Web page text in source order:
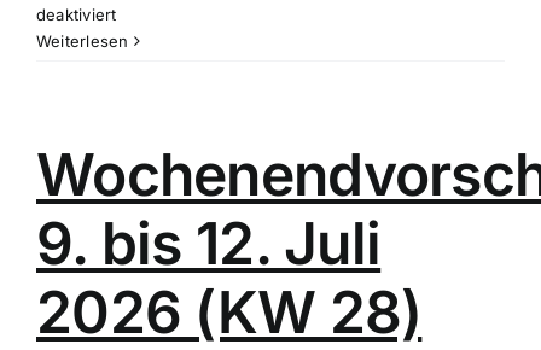
deaktiviertfür
Nordcup
Weiterlesen
9. bis 12. Juli
2026 (KW 28)